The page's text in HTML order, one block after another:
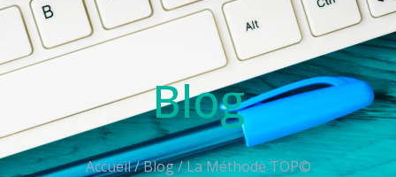
Blog
Accueil/Blog/La Méthode TOP©